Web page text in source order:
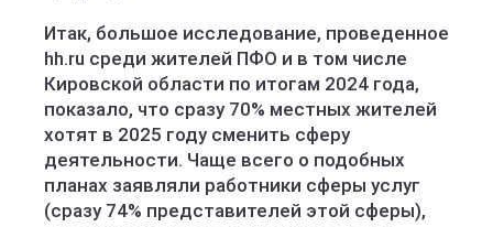
Итак, большое исследование, проведенное
hh.ru среди жителей ПФО и в том числе
Кировской области по итогам 2024 года,
показало, что сразу 70% местных жителей
хотят в 2025 году сменить сферу
деятельности. Чаще всего о подобных
планах заявляли работники сферы услуг
(сразу 74% представителей этой сферы),